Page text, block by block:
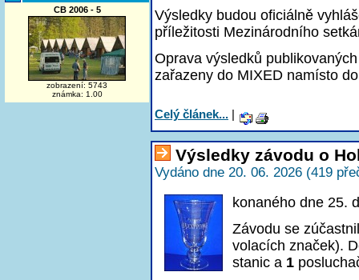
CB 2006 - 5
zobrazení: 5743
známka: 1.00
Výsledky budou oficiálně
příležitosti Mezinárodního
Oprava výsledků
zařazeny do MIXED namísto
Celý článek... |
Výsledky závodu o
Vydáno dne 20. 06. 2026 (419
konaného dne 25.
Závodu se
volacích značek).
stanic a 1